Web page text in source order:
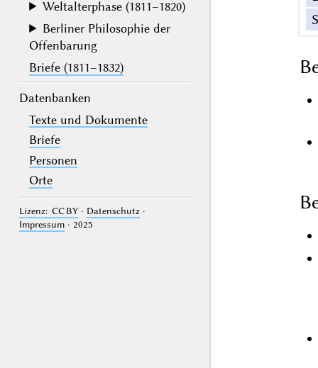
Weltalterphase (1811–1820)
Berliner Philosophie der
Offenbarung
Briefe (1811–1832)
Datenbanken
Texte und Dokumente
Briefe
Personen
Orte
Lizenz: CC BY· Datenschutz·
Impressum· 2025